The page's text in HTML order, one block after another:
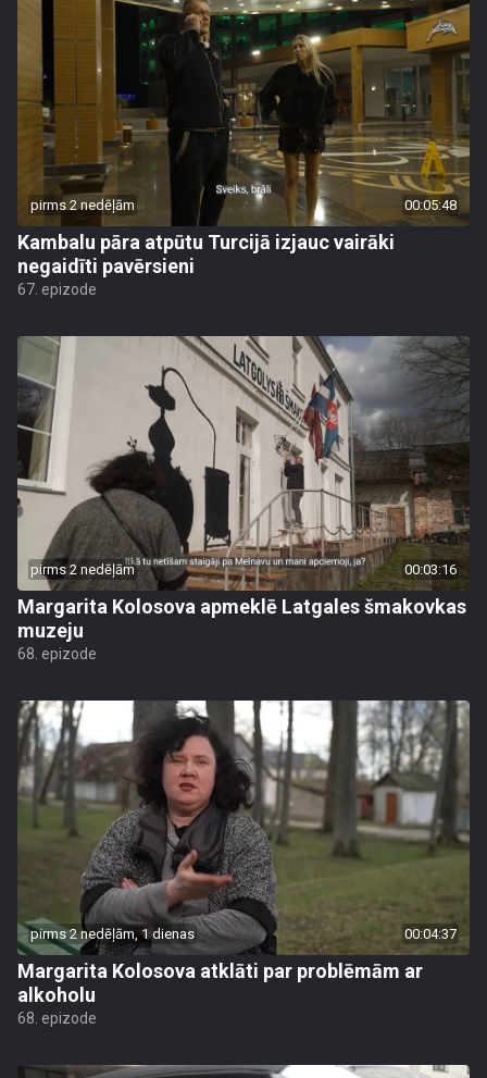
pirms 2 nedēļām 00:05:48
Kambalu pāra atpūtu Turcijā izjauc vairāki
negaidīti pavērsieni
67. epizode
pirms 2 nedēļām 00:03:16
Margarita Kolosova apmeklē Latgales šmakovkas
muzeju
68. epizode
pirms 2 nedēļām, 1 dienas 00:04:37
Margarita Kolosova atklāti par problēmām ar
alkoholu
68. epizode